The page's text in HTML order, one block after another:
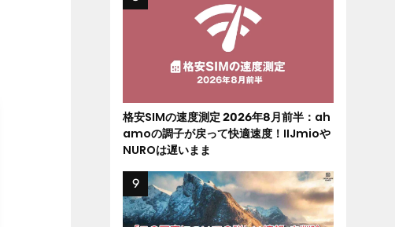
格安SIMの速度測定 2026年8月前半：ah
amoの調子が戻って快適速度！IIJmioや
NUROは遅いまま